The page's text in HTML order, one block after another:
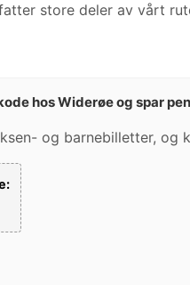
store deler av vårt
hos Widerøe og spar
og barnebilletter, og